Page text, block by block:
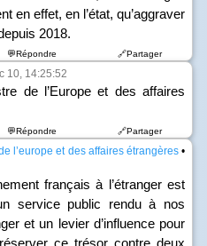
en effet, en l’état, qu’aggraver
2018.
💬Répondre 🔗Partager
10, 14:25:52
de l’Europe et des affaires
💬Répondre 🔗Partager
l’europe et des affaires étrangères•
français à l’étranger est
service public rendu à nos
et un levier d’influence pour
ce trésor contre deux